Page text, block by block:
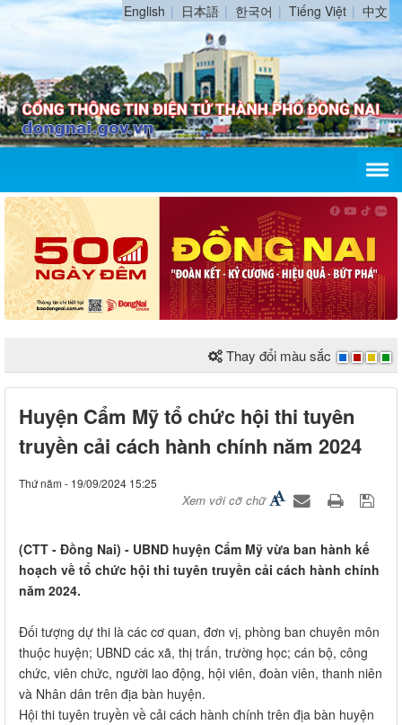
English 日本語 한국어 Tiếng Việt 中文
Thay đổi màu sắc
Huyện Cẩm Mỹ tổ chức hội thi tuyên
truyền cải cách hành chính năm 2024
Thứ năm - 19/09/2024 15:25
Xem với cỡ chữ
(CTT - Đồng Nai) - UBND huyện Cẩm Mỹ vừa ban hành kế
hoạch về tổ chức hội thi tuyên truyền cải cách hành chính
năm 2024.
Đối tượng dự thi là các cơ quan, đơn vị, phòng ban chuyên môn
thuộc huyện; UBND các xã, thị trấn, trường học; cán bộ, công
chức, viên chức, người lao động, hội viên, đoàn viên, thanh niên
và Nhân dân trên địa bàn huyện.
Hội thi tuyên truyền về cải cách hành chính trên địa bàn huyện